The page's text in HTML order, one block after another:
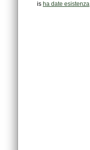
is ha date esistenza